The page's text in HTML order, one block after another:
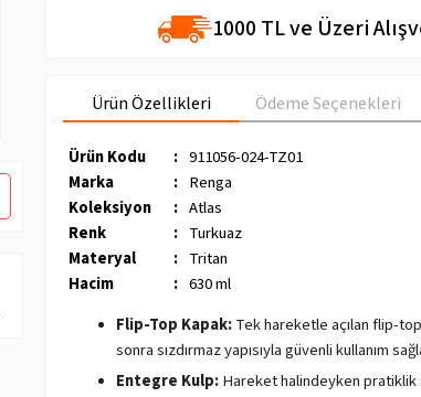
1000 TL ve Üzeri
Ürün Özellikleri Ödeme Seçenekleri
Ürün Kodu : 911056-024-TZ01
Marka
: Renga
Koleksiyon
: Atlas
Renk
: Turkuaz
Materyal
: Tritan
Hacim
: 630 ml
Flip-Top Kapak:Tek hareketle açılan flip-
sonra sızdırmaz yapısıyla güvenli kullanım
Entegre Kulp:Hareket halindeyken pratiklik